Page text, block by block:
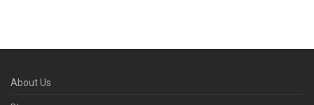
About Us